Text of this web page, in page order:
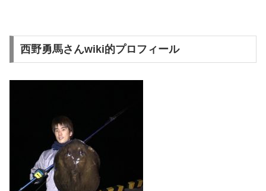
西野勇馬さんwiki的プロフィール